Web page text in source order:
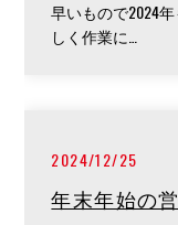
早いもので2024
しく作業に…
2024/12/25
年末年始の